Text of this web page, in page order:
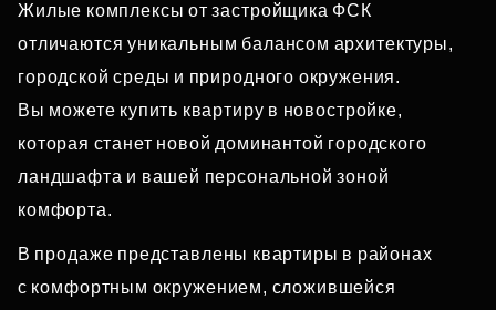
Жилые комплексы от застройщика ФСК
отличаются уникальным балансом архитектуры,
городской среды и природного окружения.
Вы можете купить квартиру в новостройке,
которая станет новой доминантой городского
ландшафта и вашей персональной зоной
комфорта.
В продаже представлены квартиры в районах
с комфортным окружением, сложившейся